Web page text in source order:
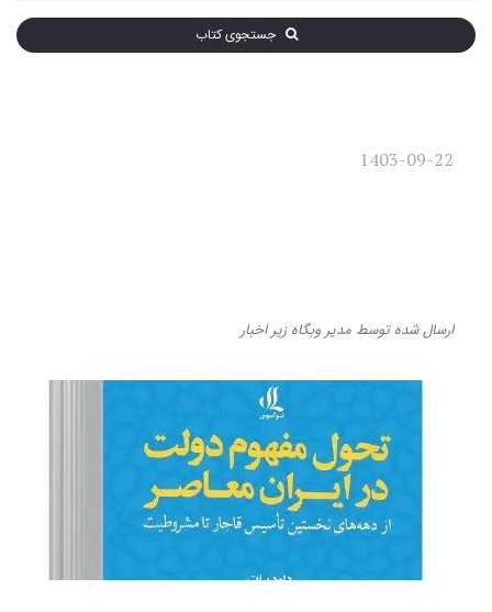
جستجوی کتاب
1403-09-22
ارسال شدهتوسط مدیر وبگاه زیراخبار